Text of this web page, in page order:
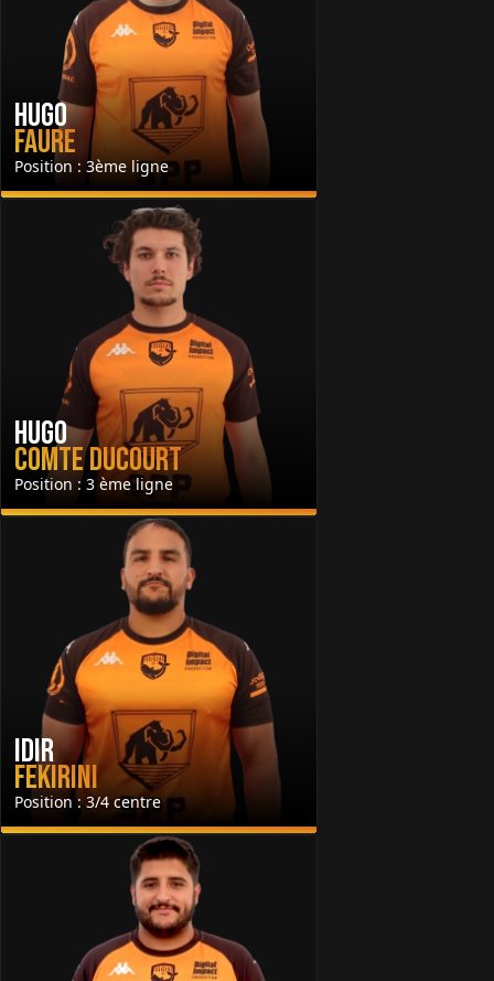
Hugo
Faure
Position : 3ème ligne
Hugo
Comte Ducourt
Position : 3 ème ligne
Idir
Fekirini
Position : 3/4 centre